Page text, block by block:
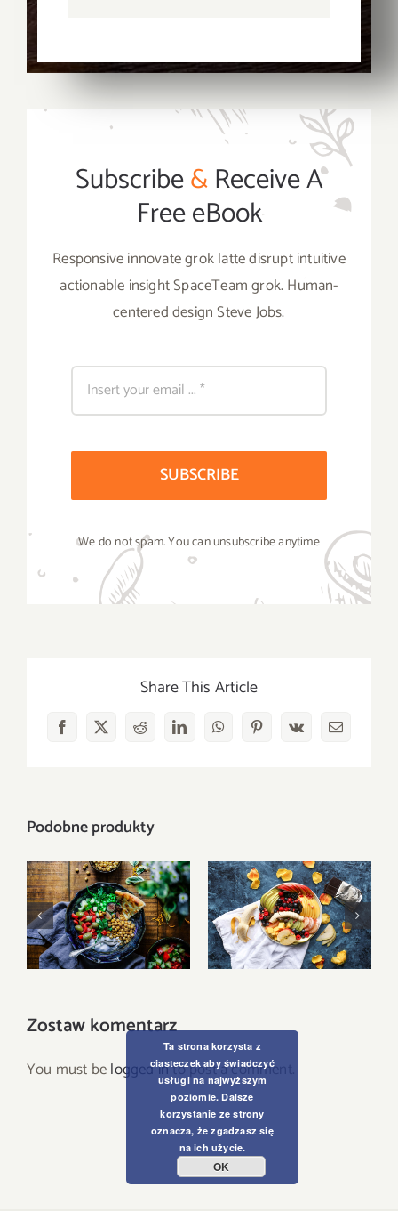
Subscribe&Receive A
Free eBook
Responsive innovate grok latte disrupt intuitive
actionable insight SpaceTeam grok. Human-
centered design Steve Jobs.
SUBSCRIBE
We do not spam. You can unsubscribe anytime
Share This Article
Facebook
X RedditLinkedInWhatsAppPinterest
Vk Email
Podobne produkty
Lunch Favourite
with Salad, Naan
And Beans
Fruit Platter with
Banana, Mango,
Berries and
Orange
Zostaw komentarz
You must belogged into post a comment.
Ta strona korzysta z
ciasteczek aby świadczyć
usługi na najwyższym
poziomie. Dalsze
korzystanie ze strony
oznacza, że zgadzasz się
na ich użycie.
OK